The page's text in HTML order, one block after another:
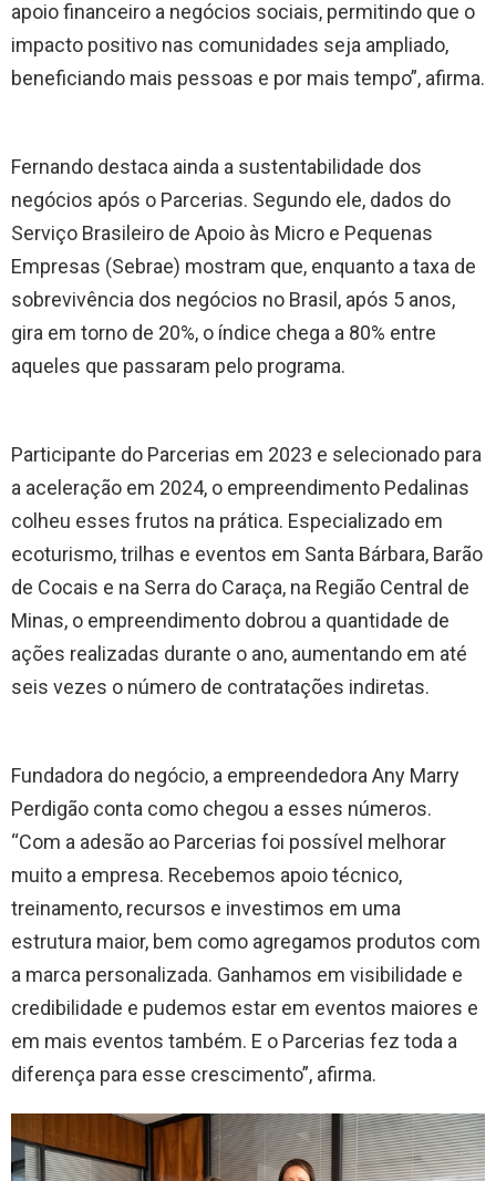
apoio financeiro a negócios sociais, permitindo que o
impacto positivo nas comunidades seja ampliado,
beneficiando mais pessoas e por mais tempo”, afirma.
Fernando destaca ainda a sustentabilidade dos
negócios após o Parcerias. Segundo ele, dados do
Serviço Brasileiro de Apoio às Micro e Pequenas
Empresas (Sebrae) mostram que, enquanto a taxa de
sobrevivência dos negócios no Brasil, após 5 anos,
gira em torno de 20%, o índice chega a 80% entre
aqueles que passaram pelo programa.
Participante do Parcerias em 2023 e selecionado para
a aceleração em 2024, o empreendimento Pedalinas
colheu esses frutos na prática. Especializado em
ecoturismo, trilhas e eventos em Santa Bárbara, Barão
de Cocais e na Serra do Caraça, na Região Central de
Minas, o empreendimento dobrou a quantidade de
ações realizadas durante o ano, aumentando em até
seis vezes o número de contratações indiretas.
Fundadora do negócio, a empreendedora Any Marry
Perdigão conta como chegou a esses números.
“Com a adesão ao Parcerias foi possível melhorar
muito a empresa. Recebemos apoio técnico,
treinamento, recursos e investimos em uma
estrutura maior, bem como agregamos produtos com
a marca personalizada. Ganhamos em visibilidade e
credibilidade e pudemos estar em eventos maiores e
em mais eventos também. E o Parcerias fez toda a
diferença para esse crescimento”, afirma.